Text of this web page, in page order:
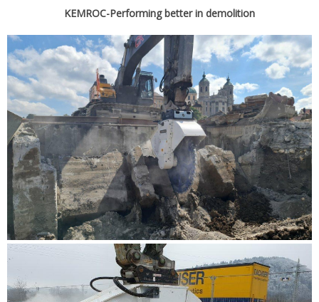
KEMROC-Performing better in demolition